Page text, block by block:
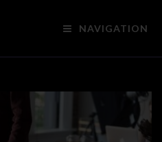
NAVIGATION